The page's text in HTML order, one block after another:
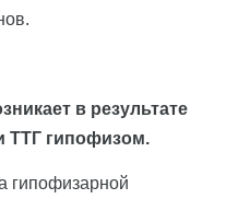
в результате
ТТГ гипофизом.
гипофизарной